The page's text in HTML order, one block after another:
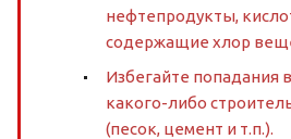
нефтепродукты,
содержащие хлор
Избегайте попадания
какого-либо
(песок, цемент и т.п.).